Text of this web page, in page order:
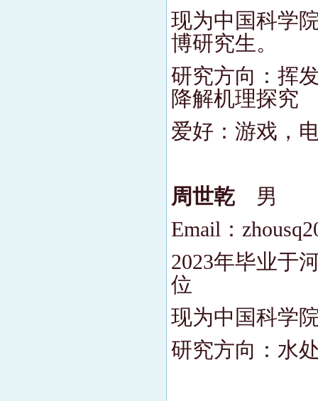
现为中国科学
博研究生。
研究方向：挥
降解机理探究
爱好：游戏，
周世乾 男
Email：
2023年毕业于
位
现为中国科学
研究方向：水